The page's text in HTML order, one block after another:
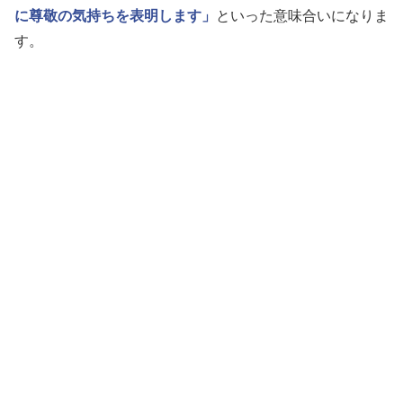
に尊敬の気持ちを表明します」
といった意味合いになりま
す。